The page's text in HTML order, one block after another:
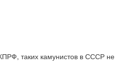
таких камунистов в СССР не